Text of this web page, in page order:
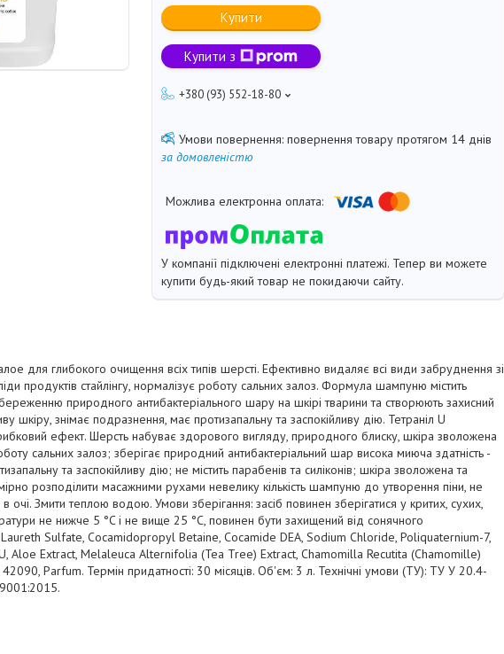
Купити
Купити з
+380 (93) 552-18-80
повернення товару протягом 14 днів
за домовленістю
У компанії підключені електронні платежі. Тепер ви можете
купити будь-який товар не покидаючи сайту.
для глибокого очищення всіх типів шерсті. Ефективно видаляє всі види забруднення зі
продуктів стайлінгу, нормалізує роботу сальних залоз. Формула шампуню містить
природного антибактеріального шару на шкірі тварини та створюють захисний
шкіру, знімає подразнення, має протизапальну та заспокійливу дію. Тетраніл U
ефект. Шерсть набуває здорового вигляду, природного блиску, шкіра зволожена
сальних залоз; зберігає природний антибактеріальний шар висока миюча здатність -
та заспокійливу дію; не містить парабенів та силіконів; шкіра зволожена та
розподілити масажними рухами невелику кількість шампуню до утворення піни, не
очі. Змити теплою водою. Умови зберігання: засіб повинен зберігатися у критих, сухих,
не нижче 5 °C і не вище 25 °C, повинен бути захищений від сонячного
Sulfate, Cocamidopropyl Betaine, Cocamide DEA, Sodium Chloride, Poliquaternium-7,
Aloe Extract, Melaleuca Alternifolia (Tea Tree) Extract, Chamomilla Recutita (Chamomille)
Parfum. Термін придатності: 30 місяців. Об'єм: 3 л. Технічні умови (ТУ): ТУ У 20.4-